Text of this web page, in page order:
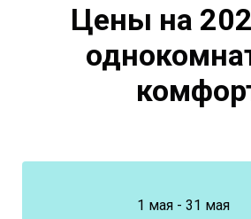
Цены на
1 мая - 31 мая